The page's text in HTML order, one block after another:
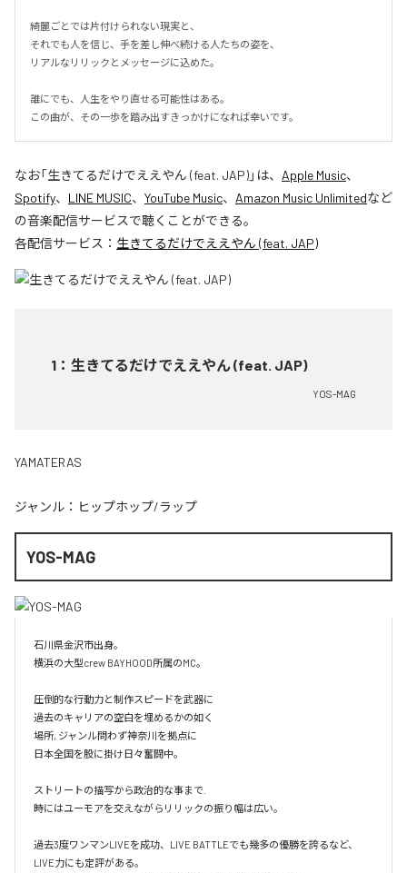
綺麗ごとでは片付けられない現実と、
それでも人を信じ、手を差し伸べ続ける人たちの姿を、
リアルなリリックとメッセージに込めた。
誰にでも、人生をやり直せる可能性はある。
この曲が、その一歩を踏み出すきっかけになれば幸いです。
なお「生きてるだけでええやん (feat. JAP)」は、 Apple Music、
Spotify、 LINE MUSIC、 YouTube Music、 Amazon Music Unlimitedなど
の音楽配信サービスで聴くことができる。
各配信サービス： 生きてるだけでええやん (feat. JAP)
1 ： 生きてるだけでええやん (feat. JAP)
YOS-MAG
YAMATERAS
ジャンル： ヒップホップ/ラップ
YOS-MAG
石川県金沢市出身。
横浜の大型crew BAYHOOD所属のMC。
圧倒的な行動力と制作スピードを武器に
過去のキャリアの空白を埋めるかの如く
場所, ジャンル問わず神奈川を拠点に
日本全国を股に掛け日々奮闘中。
ストリートの描写から政治的な事まで.
時にはユーモアを交えながらリリックの振り幅は広い。
過去3度ワンマンLIVEを成功、LIVE BATTLEでも幾多の優勝を誇るなど、
LIVE力にも定評がある。